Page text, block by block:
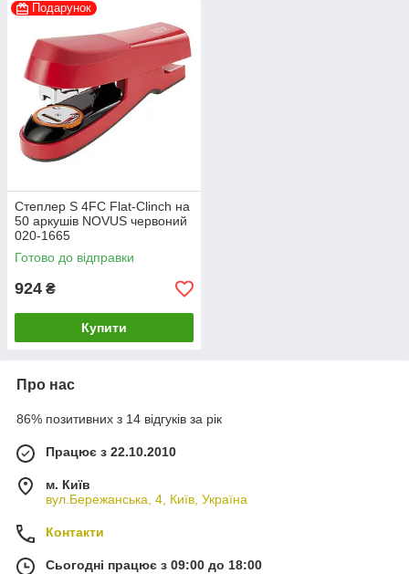
Подарунок
Степлер S 4FC Flat-Clinch на
50 аркушів NOVUS червоний
020-1665
Готово до відправки
924 ₴
Купити
Про нас
86% позитивних з 14 відгуків за рік
Працює з 22.10.2010
м. Київ
вул.Бережанська, 4, Київ, Україна
Контакти
Сьогодні працює з 09:00 до 18:00